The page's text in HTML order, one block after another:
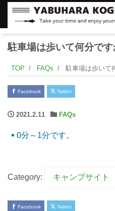
駐車場は歩いて何分で
TOP FAQs 駐車場は歩いて
Facebook Twitter
2021.2.11 FAQs
0分～1分です。
Category: キャンプサイト
Facebook Twitter